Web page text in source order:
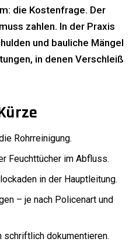
die Kostenfrage. Der
zahlen. In der Praxis
und bauliche Mängel
in denen Verschleiß
Rohrreinigung.
Feuchttücher im Abfluss.
in der Hauptleitung.
– je nach Policenart und
schriftlich dokumentieren.